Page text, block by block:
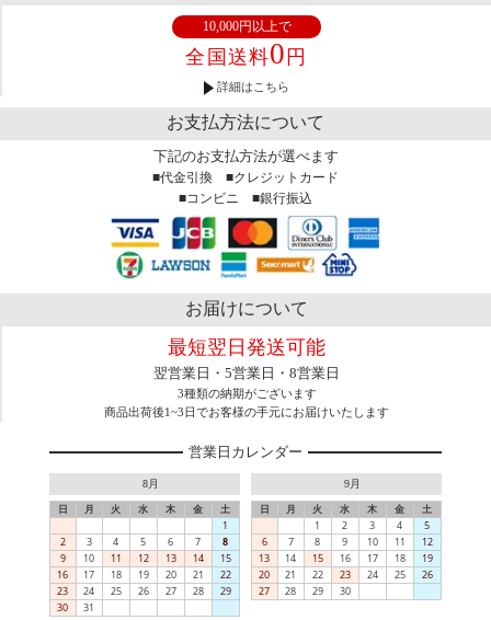
10,000円以上で
全国送料0 円
詳細はこちら
お支払方法について
下記のお支払方法が選べます
■代金引換 ■クレジットカード
■コンビニ ■銀行振込
お届けについて
最短翌日発送可能
翌営業日・5営業日・8営業日
3種類の納期がございます
商品出荷後1~3日でお客様の手元にお届けいたします
営業日カレンダー
8月
日 月 火 水 木 金
土
1
2
3 4 5 6 7
8
9
10 11 12 13 14
15
16
17 18 19 20 21
22
23
24 25 26 27 28
29
30
31
9月
日 月 火 水 木 金
土
1
2 3 4
5
6
7 8 9 10 11
12
13
14 15 16 17 18
19
20
21 22 23 24 25
26
27
28 29 30